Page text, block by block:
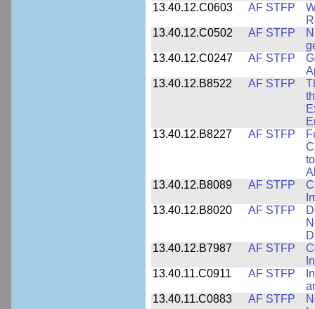
13.40.12.C0603 AF STFP
13.40.12.C0502
AF STFP
13.40.12.C0247
AF STFP
13.40.12.B8522
AF STFP
13.40.12.B8227
AF STFP
13.40.12.B8089
AF STFP
13.40.12.B8020
AF STFP
13.40.12.B7987
AF STFP
13.40.11.C0911
AF STFP
13.40.11.C0883
AF STFP